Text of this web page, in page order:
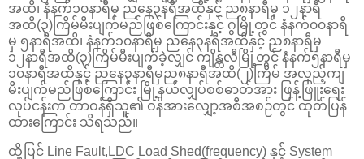
အထိ၊ နံနက်၁၀နာရီမှ ညနေ၃နရီအထိနှင့် ည၈နာရီမှ ၁၂နာရီ
အထိ(၃)ကြိမ်မီးပျက်မည်ဖြစ်ကြောင်းနှင့် ဂွမြို့တွင် နံနက်၀၀နာရီ
မှ ၅နာရီအထိ၊ နံနက်၁၀နာရီမှ ညနေ၃နရီအထိနှင့် ည၈နာရီမှ
၁၂နာရီအထိ(၃)ကြိမ်မီးပျက်ခဲ့လျှင် ကျိန္တလီမြို့တွင် နံနက်၅နာရီမှ
၁၀နာရီအထိနှင့် ညနေ၃နာရီမှည၈နာရီအထိ(၂)ကြိမ် အလှည့်ကျ
မီးပျက်မည်ဖြစ်ကြောင်း မြို့နယ်လျှပ်စစ်ဓာတ်အား ဖြန့်ဖြူးရေး
လုပ်ငန်းက တာဝန်ရှိသူ၏ ဝန်အားလျှော့အစီအစဉ်တွင် ထုတ်ပြန်
ထားကြောင်း သိရသည်။
ထို့ပြင် Line Fault,LDC Load Shed(frequency) နှင့် System